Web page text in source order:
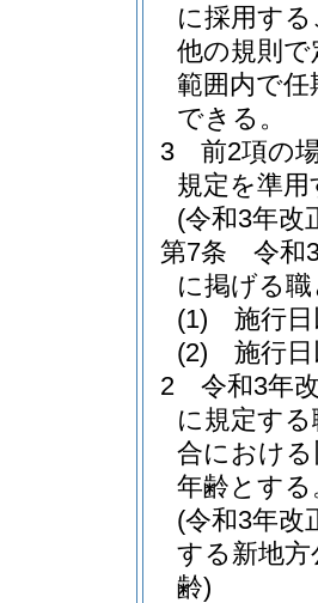
に採用す
他の規則
範囲内で
できる。
3
前2項の
規定を準用
(令和3年改
第7条
令和
に掲げる
(1)
施行
(2)
施行
2
令和3年
に規定す
合におけ
年齢とする
(令和3年改
する新地
齢)